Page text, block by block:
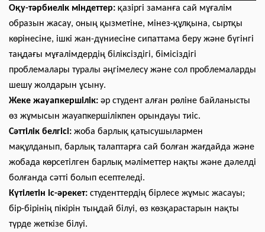
Оқу-тәрбиелік міндеттер: қазіргі заманға сай мұғалім
образын жасау, оның қызметіне, мінез-құлқына, сыртқы
көрінесіне, ішкі жан-дүниесіне сипаттама беру және бүгінгі
таңдағы мұғалімдердің біліксіздігі, бімісіздігі
проблемалары туралы әңгімелесу және сол проблемаларды
шешу жолдарын ұсыну.
Жеке жауапкершілік: әр студент алған рөліне байланысты
өз жұмысын жауапкершілікпен орындауы тиіс.
Сәттілік белгісі: жоба барлық қатысушылармен
мақұлданып, барлық талаптарға сай болған жағдайда және
жобада көрсетілген барлық мәліметтер нақты және дәлелді
болғанда сәтті болып есептеледі.
Күтілетін іс-әрекет: студенттердің бірлесе жұмыс жасауы;
бір-бірінің пікірін тыңдай білуі, өз көзқарастарын нақты
түрде жеткізе білуі.